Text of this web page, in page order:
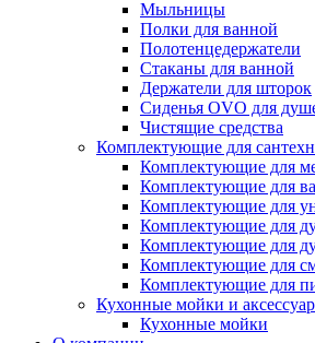
Мыльницы
Полки для ванной
Полотенцедержатели
Стаканы для ванной
Держатели для шторок
Сиденья OVO для
Чистящие средства
Комплектующие для
Комплектующие для
Комплектующие для
Комплектующие для
Комплектующие для
Комплектующие для
Комплектующие для
Комплектующие для
Кухонные мойки и
Кухонные мойки